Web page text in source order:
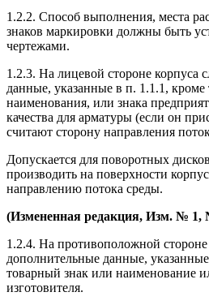
1.2.2. Способ выполнения, места
знаков маркировки должны быть
чертежами.
1.2.3. На лицевой стороне корпуса
данные, указанные в п. 1.1.1, кроме
наименования, или знака
качества для арматуры (если он
считают сторону направления
Допускается для поворотных
производить на поверхности
направлению потока среды.
(Измененная редакция, Изм. № 1,
1.2.4. На противоположной стороне
дополнительные данные,
товарный знак или наименование
изготовителя.